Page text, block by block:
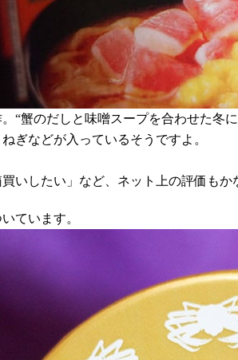
“蟹のだしと味噌スープを合わせた
ぎなどが入っているそうですよ。
いしたい」など、ネット上の評価も
ています。